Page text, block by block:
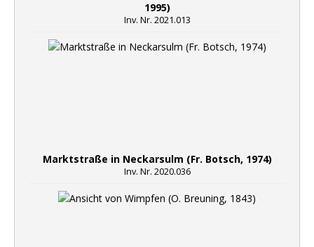
1995)
Inv. Nr. 2021.013
Marktstraße in Neckarsulm (Fr. Botsch, 1974)
Inv. Nr. 2020.036